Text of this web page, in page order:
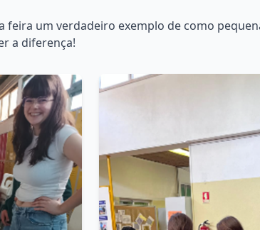
um verdadeiro exemplo de como
a diferença!